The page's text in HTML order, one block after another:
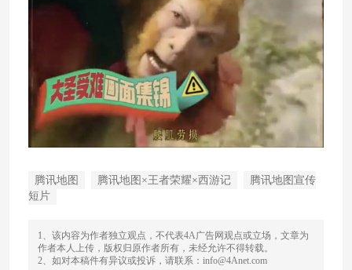
腾讯地图 腾讯地图×王者荣耀×西游记
腾讯地图宣传
短片
1、该内容为作者独立观点，不代表4A广告网观点或立场，文章为
作者本人上传，版权归原作者所有，未经允许不得转载。
2、如对本稿件有异议或投诉，请联系：info@4Anet.com